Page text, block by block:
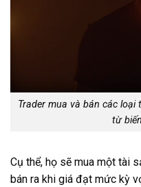
Trader mua và bán các
từ
Cụ thể, họ sẽ mua một tài
bán ra khi giá đạt mức kỳ